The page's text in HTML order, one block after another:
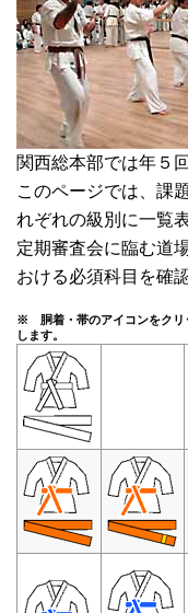
関西総本部では年５
このページでは、課
れぞれの級別に一覧
定期審査会に臨む道
おける必須科目を確
※ 胴着・帯のアイコンをクリ
します。